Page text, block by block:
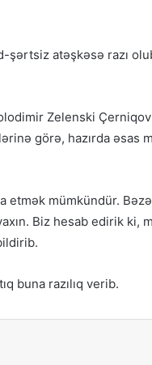
atəşkəsə razı
Zelenski
görə, hazırda əsas
etmək mümkündür.
Biz hesab edirik ki,
buna razılıq verib.